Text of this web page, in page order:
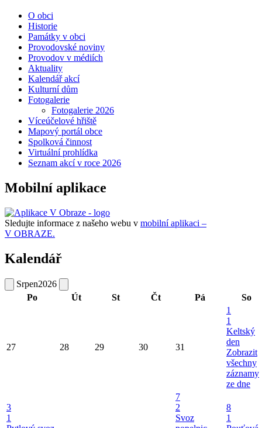
O obci
Historie
Památky v obci
Provodovské noviny
Provodov v médiích
Aktuality
Kalendář akcí
Kulturní dům
Fotogalerie
Fotogalerie 2026
Víceúčelové hřiště
Mapový portál obce
Spolková činnost
Virtuální prohlídka
Seznam akcí v roce 2026
Mobilní aplikace
Sledujte informace z našeho webu v mobilní aplikaci –
V OBRAZE.
Kalendář
Srpen2026
Po
Út St Čt Pá So
27 28 29 30 31
1
1
Keltský
den
Zobrazit
všechny
záznamy
ze dne
3
1
7
2
Svoz
8
1